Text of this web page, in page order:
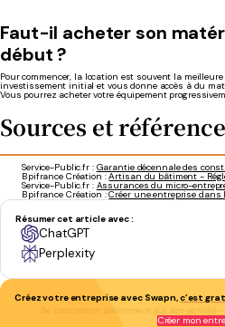
Faut-il acheter son
début ?
Pour commencer, la location est souvent la
investissement initial et vous donne accès à du
Vous pourrez acheter votre équipement
Sources et
Service-Public.fr : Garantie décennale des
Bpifrance Création :Artisan du bâtiment -
Service-Public.fr : Assurances du micro-
Bpifrance Création :Créer une entreprise
Résumer cet article avec :
ChatGPT
Perplexity
Créez votre entreprise avec Swapn,c’est
Se concentrer pleinement sur son activité
Créer mon